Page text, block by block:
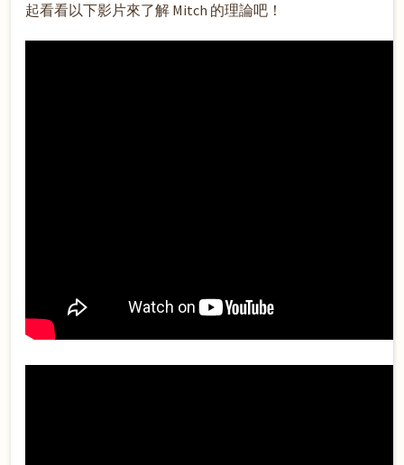
起看看以下影片來了解 Mitch 的理論吧！